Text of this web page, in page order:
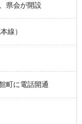
県会が開設
線）
町に電話開通